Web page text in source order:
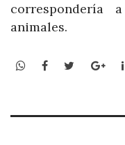
correspondería
animales.
WhatsApp
Facebook
Twitter